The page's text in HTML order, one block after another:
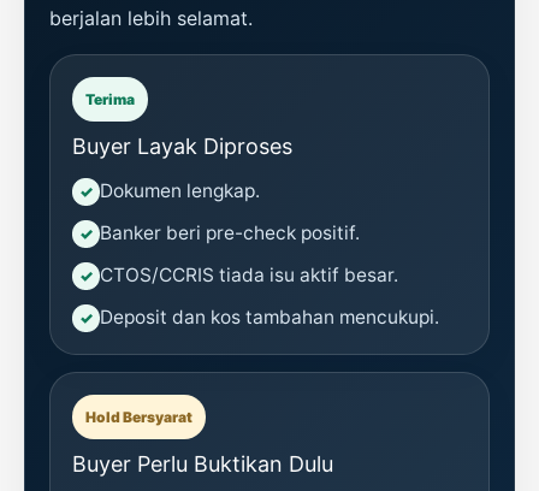
berjalan lebih selamat.
Terima
Buyer Layak Diproses
Dokumen lengkap.
Banker beri pre-check positif.
CTOS/CCRIS tiada isu aktif besar.
Deposit dan kos tambahan mencukupi.
Hold Bersyarat
Buyer Perlu Buktikan Dulu